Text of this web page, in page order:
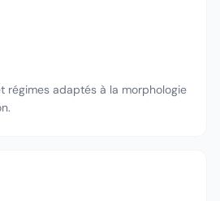
régimes adaptés à la morphologie